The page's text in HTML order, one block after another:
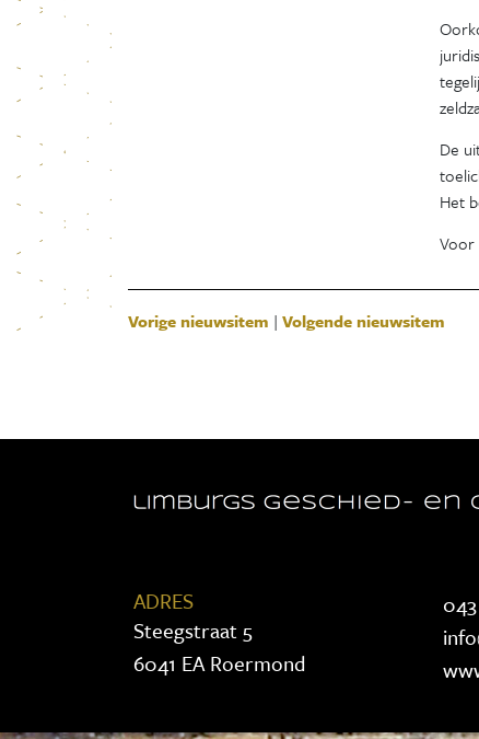
De
Het
Voor
Vorige nieuwsitem | Volgende nieuwsitem
ADRES
Steegstraat 5
6041 EA Roermond